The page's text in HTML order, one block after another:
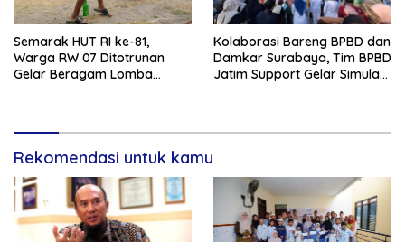
Semarak HUT RI ke-81,
Warga RW 07 Ditotrunan
Gelar Beragam Lomba
Kolaborasi Bareng BPBD dan
Damkar Surabaya, Tim BPBD
Jatim Support Gelar Simulasi
Rekomendasi untuk kamu